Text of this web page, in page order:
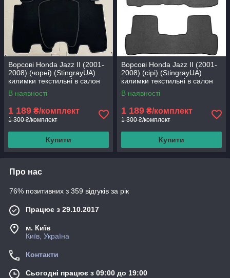
Ворсові Honda Jazz II (2001-
2008) (чорні) (StingrayUA)
килимки текстильні в салон
авто
В наявності
1 189 ₴/комплект
1 300 ₴/комплект
Купити
Ворсові Honda Jazz II (2001-
2008) (сірі) (StingrayUA)
килимки текстильні в салон
авто
В наявності
1 189 ₴/комплект
1 300 ₴/комплект
Купити
Про нас
76% позитивних з 359 відгуків за рік
Працює з 29.10.2017
м. Київ
Київ, Україна
Контакти
Сьогодні працює з 09:00 до 19:00